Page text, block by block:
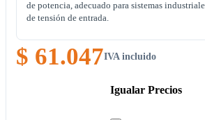
de potencia, adecuado para sistemas
de tensión de entrada.
$ 61.047IVA incluido
Igualar Precios